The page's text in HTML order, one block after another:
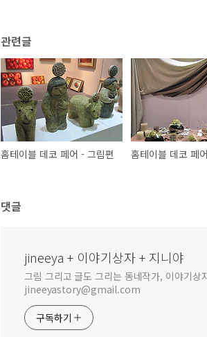
관련글
홈테이블 데코 페어 - 그림편
댓글
jineeya + 이야기상자 + 지니야
그림 그리고 글도 그리는 동네작가, 이야기
jineeyastory@gmail.com
구독하기